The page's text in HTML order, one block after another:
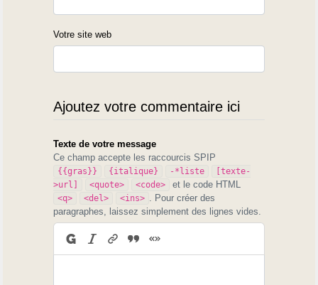
Pas seulement pour la faune animale : pour l’homme !
Votre site web
Ajoutez votre commentaire ici
Texte de votre message
Ce champ accepte les raccourcis SPIP
{{gras}} {italique} -*liste
[texte-
>url]
<quote> <code> et le code HTML
<q> <del> <ins>
. Pour créer des
paragraphes, laissez simplement des lignes vides.